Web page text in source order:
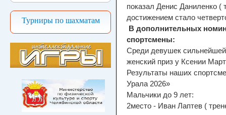
Турниры по шахматам
показал Денис Даниленко (
достижением стало
В дополнительных
спортсмены:
Среди девушек
женский приз у Ксении
Результаты наших
Урала 2026»
Мальчики до 9 лет:
2место - Иван Лаптев (